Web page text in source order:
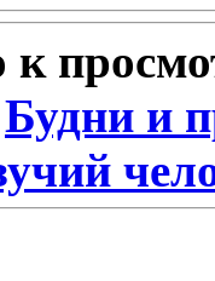
к
Будни и